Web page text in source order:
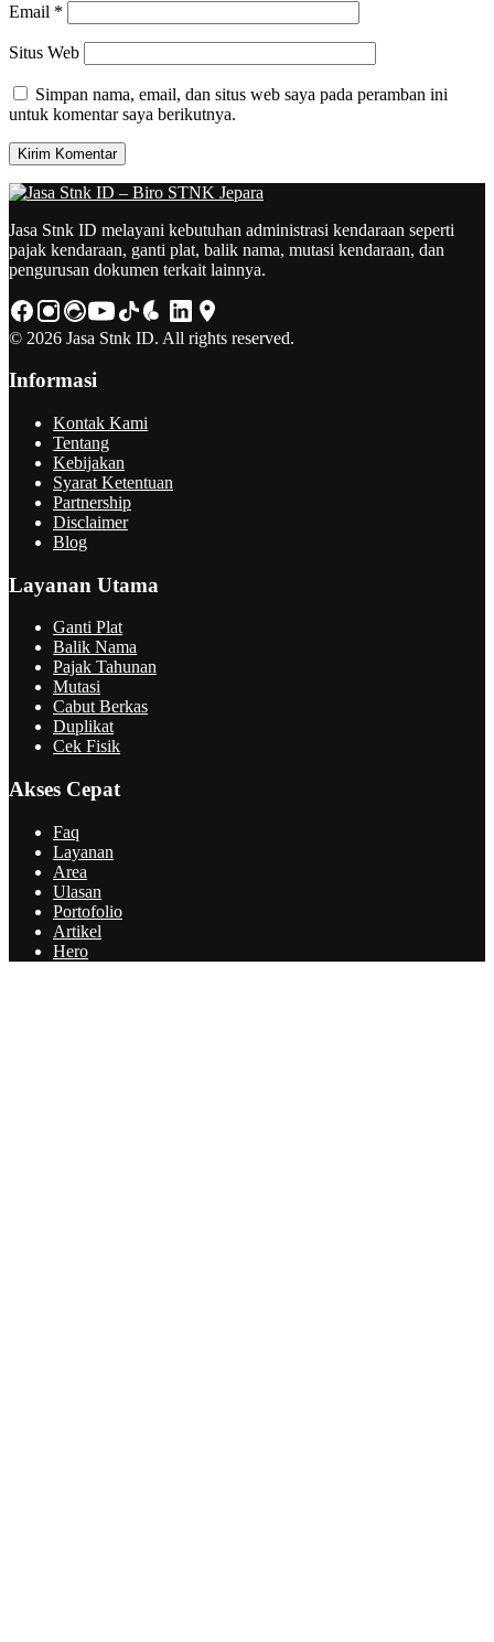
Email *
Situs Web
Simpan nama, email, dan situs web saya pada peramban ini
untuk komentar saya berikutnya.
Jasa Stnk ID melayani kebutuhan administrasi kendaraan seperti
pajak kendaraan, ganti plat, balik nama, mutasi kendaraan, dan
pengurusan dokumen terkait lainnya.
© 2026 Jasa Stnk ID. All rights reserved.
Informasi
Kontak Kami
Tentang
Kebijakan
Syarat Ketentuan
Partnership
Disclaimer
Blog
Layanan Utama
Ganti Plat
Balik Nama
Pajak Tahunan
Mutasi
Cabut Berkas
Duplikat
Cek Fisik
Akses Cepat
Faq
Layanan
Area
Ulasan
Portofolio
Artikel
Hero